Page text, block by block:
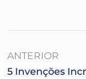
ANTERIOR
5 Invenções